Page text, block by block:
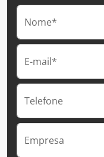
Nome*
E-mail*
Telefone
Empresa